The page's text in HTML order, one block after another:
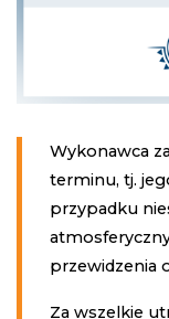
Wykonawca
terminu, tj.
przypadku
przewidzenia
Za wszelkie